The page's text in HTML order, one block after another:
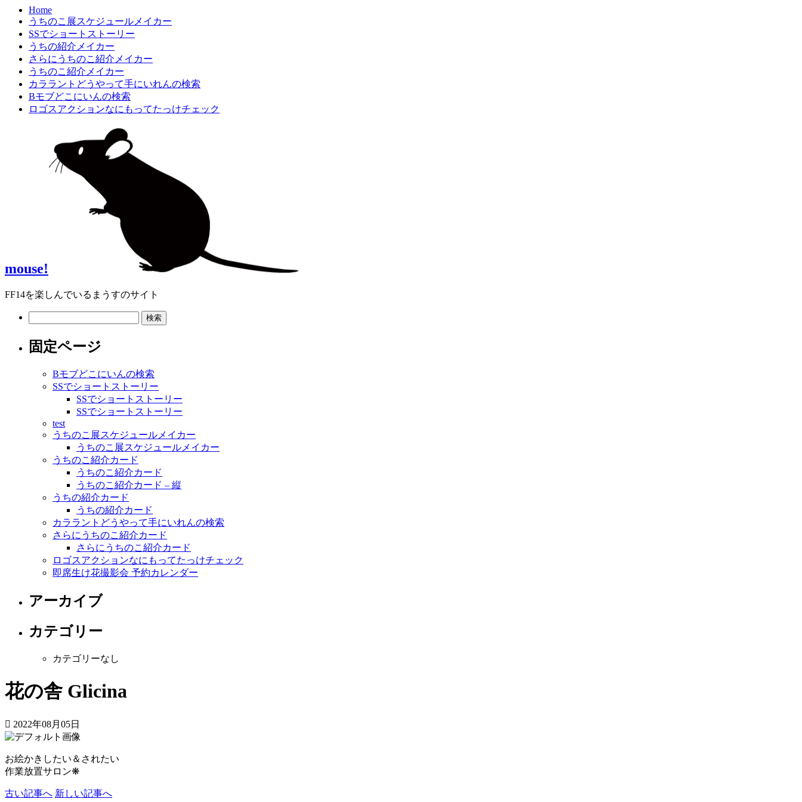
Home
うちのこ展スケジュールメイカー
SSでショートストーリー
うちの紹介メイカー
さらにうちのこ紹介メイカー
うちのこ紹介メイカー
カララントどうやって手にいれんの検索
Bモブどこにいんの検索
ロゴスアクションなにもってたっけチェック
mouse!
FF14を楽しんでいるまうすのサイト
固定ページ
Bモブどこにいんの検索
SSでショートストーリー
SSでショートストーリー
SSでショートストーリー
test
うちのこ展スケジュールメイカー
うちのこ展スケジュールメイカー
うちのこ紹介カード
うちのこ紹介カード
うちのこ紹介カード – 縦
うちの紹介カード
うちの紹介カード
カララントどうやって手にいれんの検索
さらにうちのこ紹介カード
さらにうちのこ紹介カード
ロゴスアクションなにもってたっけチェック
即席生け花撮影会 予約カレンダー
アーカイブ
カテゴリー
カテゴリーなし
花の舎 Glicina
2022年08月05日
お絵かきしたい＆されたい
作業放置サロン❋
古い記事へ 新しい記事へ